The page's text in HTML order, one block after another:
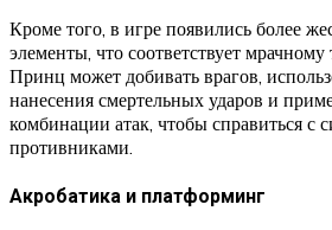
Кроме того, в игре появились более
элементы, что соответствует
Принц может добивать врагов,
нанесения смертельных ударов и
комбинации атак, чтобы справиться с
противниками.
Акробатика и платформинг